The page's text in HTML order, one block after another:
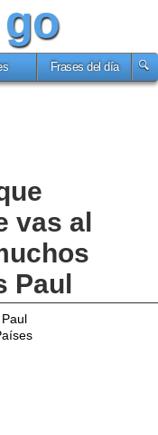
go
Frases del día
vas al
Paul